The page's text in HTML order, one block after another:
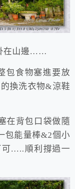
在山邊……
包食物塞進要放
換洗衣物&涼鞋
在背包口袋做隨
包能量棒&2個小
可…..順利撐過一